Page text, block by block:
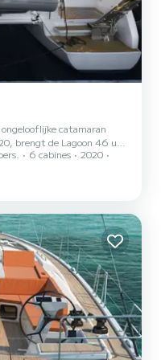
catamaran
brengt de Lagoon 46 u
U gaat een
van 14 meter. U
het cruisen en
uitrusting: Automatische piloot, Elektrische lier. Wij nod...
6 cabines
2020